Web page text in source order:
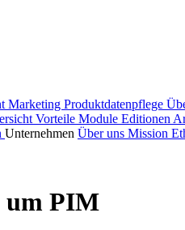
Marketing Produktdatenpflege
Vorteile Module Editionen
Unternehmen Über uns Mission
um PIM